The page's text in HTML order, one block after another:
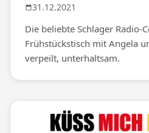
31.12.2021
Die beliebte Schlager Radio-
Frühstückstisch mit Angela
verpeilt, unterhaltsam.